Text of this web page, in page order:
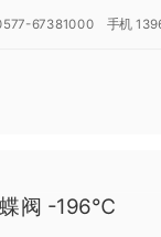
67381000 手机
蝶阀 -196℃